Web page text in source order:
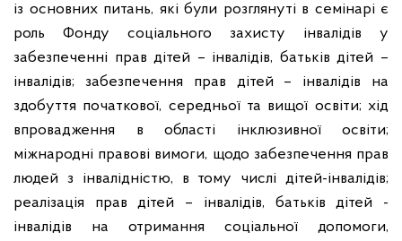
із основних питань, які були розглянуті в семінарі є
роль Фонду соціального захисту інвалідів у
забезпеченні прав дітей – інвалідів, батьків дітей –
інвалідів; забезпечення прав дітей – інвалідів на
здобуття початкової, середньої та вищої освіти; хід
впровадження в області інклюзивної освіти;
міжнародні правові вимоги, щодо забезпечення прав
людей з інвалідністю, в тому числі дітей-інвалідів;
реалізація прав дітей – інвалідів, батьків дітей -
інвалідів на отримання соціальної допомоги,